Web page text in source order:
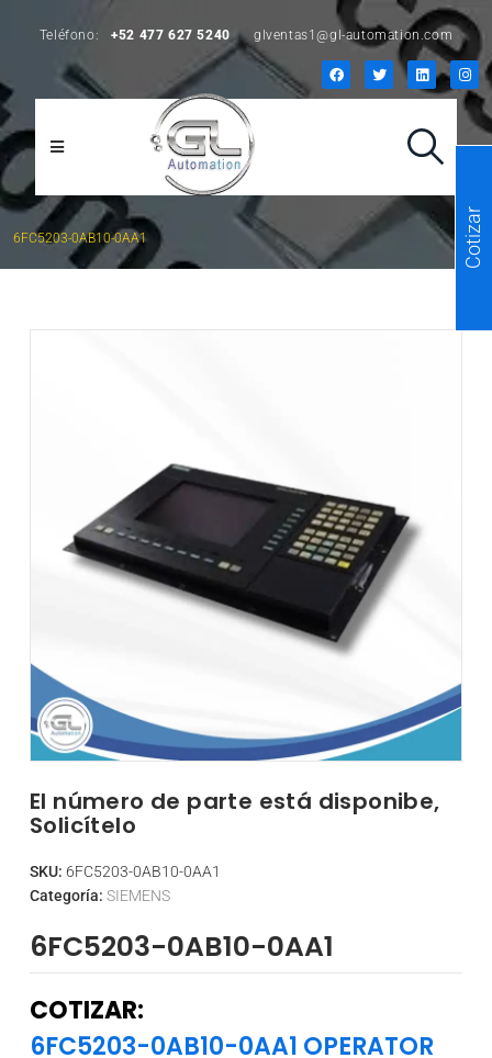
Teléfono: +52 477 627 5240 glventas1@gl-automation.com
6FC5203-0AB10-0AA1
El número de parte está disponibe,
Solicítelo
SKU: 6FC5203-0AB10-0AA1
Categoría: SIEMENS
6FC5203-0AB10-0AA1
COTIZAR:
6FC5203-0AB10-0AA1 OPERATOR
Cotizar